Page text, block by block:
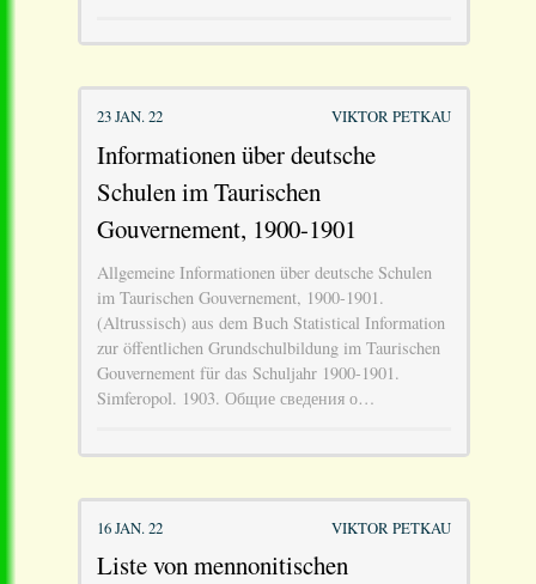
23 JAN. 22 VIKTOR PETKAU
Informationen über deutsche
Schulen im Taurischen
Gouvernement, 1900-1901
Allgemeine Informationen über deutsche Schulen
im Taurischen Gouvernement, 1900-1901.
(Altrussisch) aus dem Buch Statistical Information
zur öffentlichen Grundschulbildung im Taurischen
Gouvernement für das Schuljahr 1900-1901.
Simferopol. 1903. Общие сведения о…
16 JAN. 22 VIKTOR PETKAU
Liste von mennonitischen